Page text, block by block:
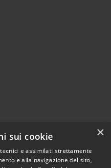
×
sui cookie
e assimilati strettamente
e alla navigazione del sito,